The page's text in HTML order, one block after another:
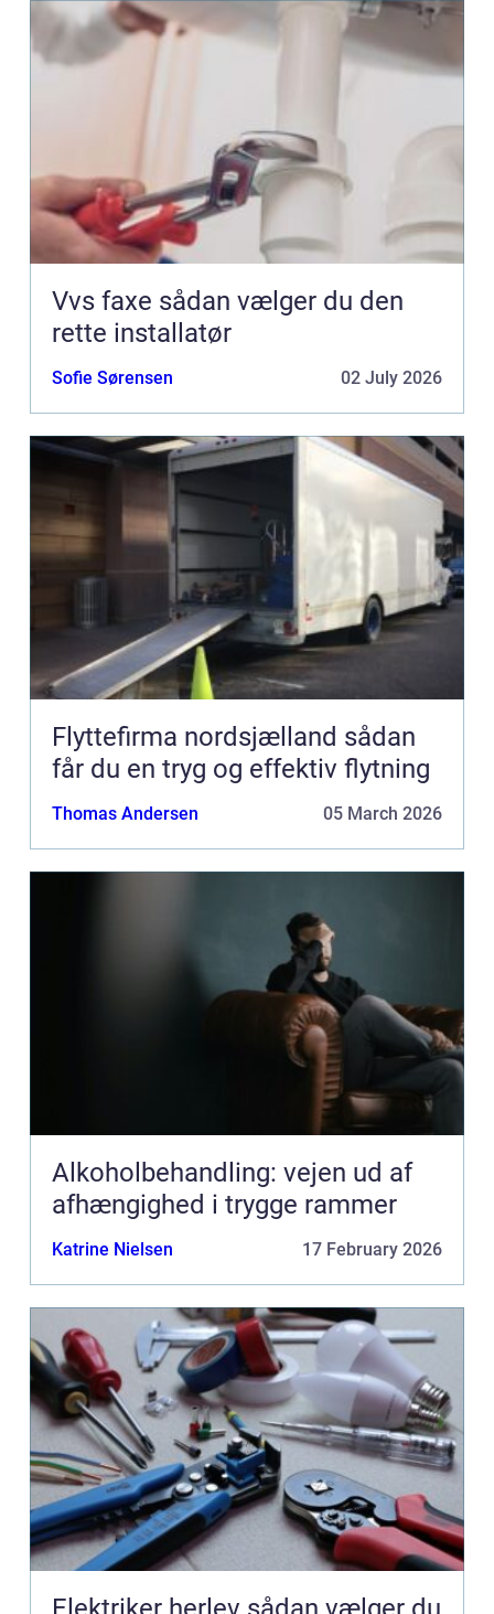
Vvs faxe sådan vælger du den
rette installatør
Sofie Sørensen 02 July 2026
Flyttefirma nordsjælland sådan
får du en tryg og effektiv flytning
Thomas Andersen 05 March 2026
Alkoholbehandling: vejen ud af
afhængighed i trygge rammer
Katrine Nielsen 17 February 2026